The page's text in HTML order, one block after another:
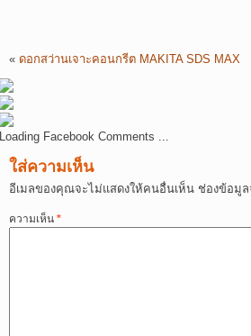
« ดอกสว่านเจาะคอนกรีต MAKITA SDS MAX
Loading Facebook Comments ...
ใส่ความเห็น
อีเมลของคุณจะไม่แสดงให้คนอื่นเห็น ช่องข้อมูล
ความเห็น *